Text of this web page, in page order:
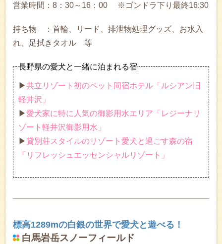
営業時間：8：30～16：00 ※ゴンドラ下り最終16:30
持ち物 ：首輪、リード、排泄物処理グッズ、お水入
れ、足拭きタオル 等
長野県の愛犬と一緒に泊まれる宿
▶共立リゾート初のペット同宿ホテル「ルシアン旧
軽井沢」
▶愛犬家に特に人気の御影用水エリア「レジーナリ
ゾート軽井沢御影用水」
▶貸別荘スタイルのリゾート愛犬と過ごす森の宿
「リフレッシュエッセンシャルリゾート」
標高1289mの白銀の世界で愛犬と遊べる！
白馬岩岳スノーフィールド